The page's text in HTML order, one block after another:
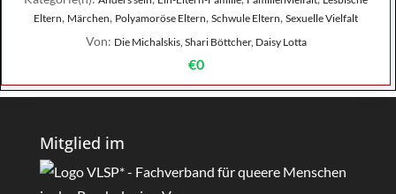
Eltern, Märchen, Polyamoröse Eltern, Schwule Eltern, Sexuelle Vielfalt
Von: Die Michalskis, Shari Böttcher, Daisy Lotta
€0
Mitglied im